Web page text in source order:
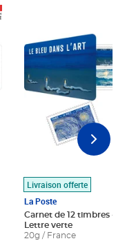
Livraison offerte
La Poste
Carnet de 12 timbres - Le
Lettre verte
20g / France